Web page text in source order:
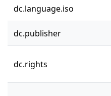
dc.language.iso
dc.publisher
dc.rights